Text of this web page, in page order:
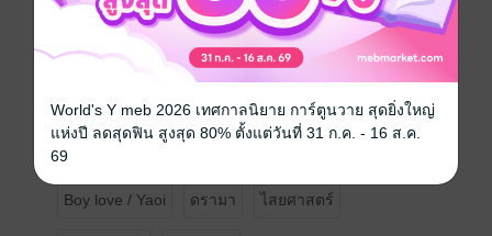
กำลังจะเลือกซื้อนี้คือ เล่มที่ 3
เนื้อหาในภาคนี้ ยังไม่จบสมบูรณ์ และจะมีการดำเนินเรื่อง
ต่อในเล่มที่ 4
จึงขอความกรุณาผู้อ่าน พิจารณาให้ถี่ถ้วนก่อนกดซื้อ
ขอขอบคุณที่ให้ความสนใจและสนับสนุนผลงานของศรี
เสมอมา
Boy love / Yaoi ดรามา ไสยศาสตร์
World's Y meb 2026 เทศกาลนิยาย การ์ตูนวาย สุดยิ่งใหญ่
แห่งปี ลดสุดฟิน สูงสุด 80% ตั้งแต่วันที่ 31 ก.ค. - 16 ส.ค.
69